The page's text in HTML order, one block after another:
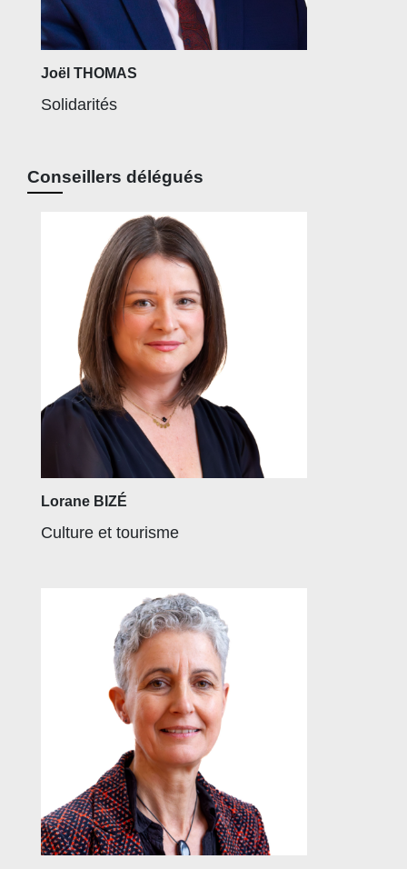
Joël THOMAS
Solidarités
Conseillers délégués
Lorane BIZÉ
Culture et tourisme